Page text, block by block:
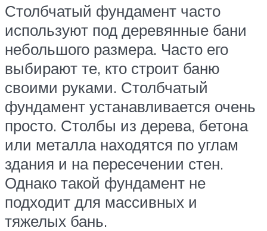
Столбчатый фундамент часто
используют под деревянные бани
небольшого размера. Часто его
выбирают те, кто строит баню
своими руками. Столбчатый
фундамент устанавливается очень
просто. Столбы из дерева, бетона
или металла находятся по углам
здания и на пересечении стен.
Однако такой фундамент не
подходит для массивных и
тяжелых бань.